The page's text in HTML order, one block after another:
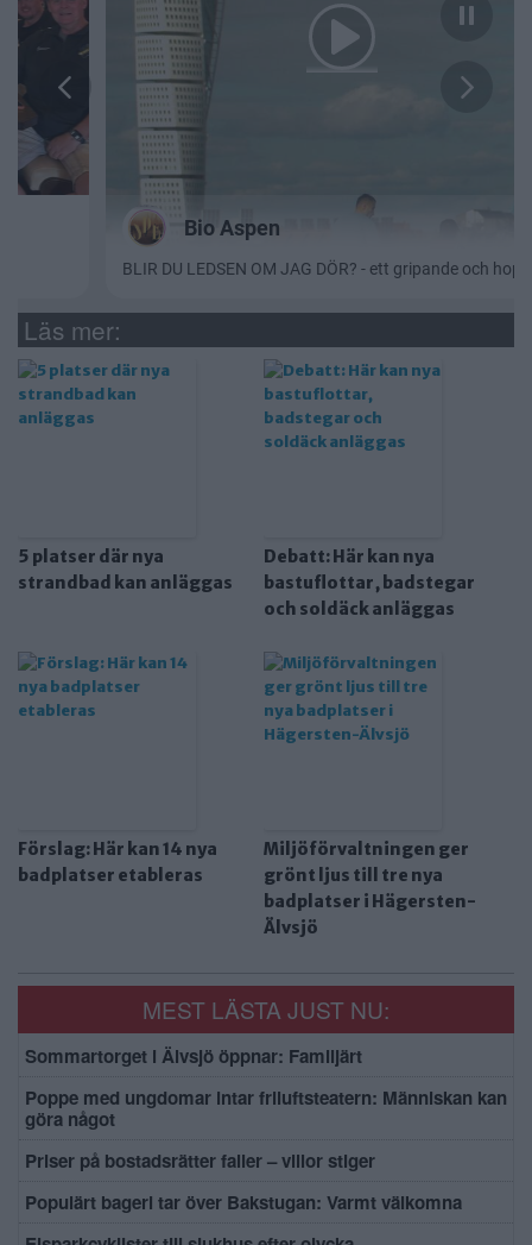
Läs mer:
5 platser där nya
strandbad kan anläggas
Debatt: Här kan nya
bastuflottar, badstegar
och soldäck anläggas
Förslag: Här kan 14 nya
badplatser etableras
Miljöförvaltningen ger
grönt ljus till tre nya
badplatser i Hägersten-
Älvsjö
MEST LÄSTA JUST NU:
Sommartorget i Älvsjö öppnar: Familjärt
Poppe med ungdomar intar friluftsteatern: Människan kan
göra något
Priser på bostadsrätter faller – villor stiger
Populärt bageri tar över Bakstugan: Varmt välkomna